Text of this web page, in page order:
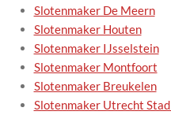
Slotenmaker De Meern
Slotenmaker Houten
Slotenmaker IJsselstein
Slotenmaker Montfoort
Slotenmaker Breukelen
Slotenmaker Utrecht Stad